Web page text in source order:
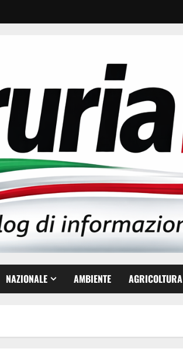
NAZIONALE AMBIENTE AGRICOLTURA